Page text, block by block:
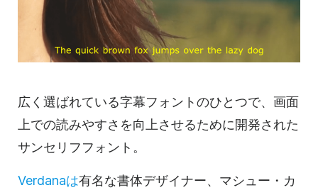
広く選ばれている字幕フォントのひとつで、画面
上での読みやすさを向上させるために開発された
サンセリフフォント。
Verdanaは有名な書体デザイナー、マシュー・カ